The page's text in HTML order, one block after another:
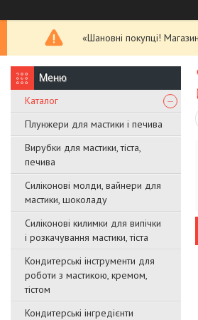
«Шановні покупці!
Каталог
Плунжери для мастики і печива
Вирубки для мастики, тіста,
печива
Силіконові молди, вайнери для
мастики, шоколаду
Силіконові килимки для випічки
і розкачування мастики, тіста
Кондитерські інструменти для
роботи з мастикою, кремом,
тістом
Кондитерські інгредієнти